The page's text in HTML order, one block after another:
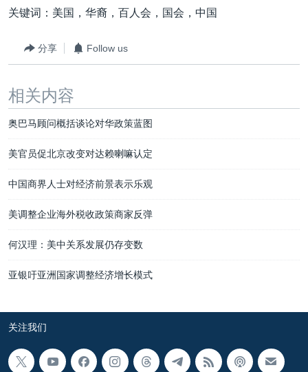
关键词：美国，华裔，百人会，国会，中国
分享 Follow us
相关内容
奥巴马顾问概括谈论对华政策蓝图
美官员促北京改变对达赖喇嘛认定
中国商界人士对经济前景表示乐观
美调整企业海外税收政策商家反弹
何汉理：美中关系发展仍存变数
亚银吁亚洲国家调整经济增长模式
关注我们